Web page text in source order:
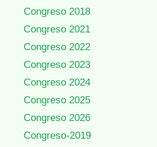
Congreso 2018
Congreso 2021
Congreso 2022
Congreso 2023
Congreso 2024
Congreso 2025
Congreso 2026
Congreso-2019